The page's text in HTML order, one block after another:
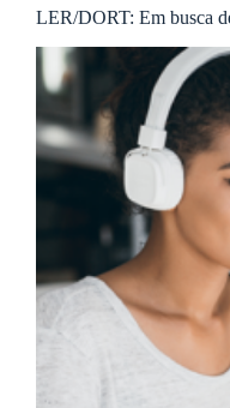
LER/DORT: Em busca